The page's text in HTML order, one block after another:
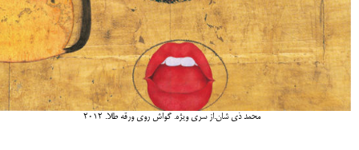
محمد ذی شان.از سری ویژه. گواش روی ورقه طلا. 2012